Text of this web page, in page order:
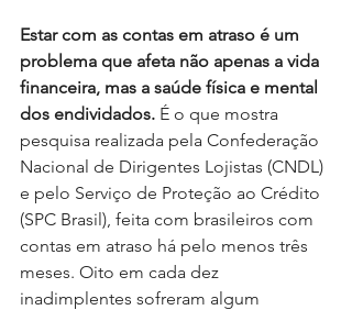
Estar com as contas em atraso é um
problema que afeta não apenas a vida
financeira, mas a saúde física e mental
dos endividados. É o que mostra
pesquisa realizada pela Confederação
Nacional de Dirigentes Lojistas (CNDL)
e pelo Serviço de Proteção ao Crédito
(SPC Brasil), feita com brasileiros com
contas em atraso há pelo menos três
meses. Oito em cada dez
inadimplentes sofreram algum